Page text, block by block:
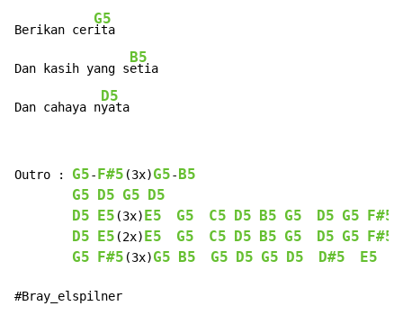
Berikan cer
G5
ita
Dan kasih yang s
B5
etia
Dan cahaya n
D5
yata
Outro : G5- F#5 (3x)G5- B5
G5
D5 G5
D5
D5
E5 (3x) E5 G5 C5 D5 B5 G5 D5 G5
F#5
D5
E5 (2x) E5 G5 C5 D5 B5 G5 D5 G5
F#5
G5
F#5 (3x)G5 B5 G5 D5 G5 D5 D#5 E5
#Bray_elspilner